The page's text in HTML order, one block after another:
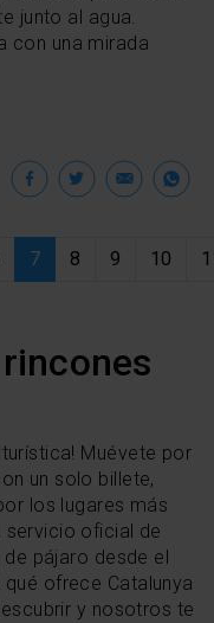
junto al agua.
con una mirada
Facebook
Twitter
7 8 9 10
Muévete por
un solo billete,
los lugares más
oficial de
pájaro desde el
ofrece Catalunya
y nosotros te